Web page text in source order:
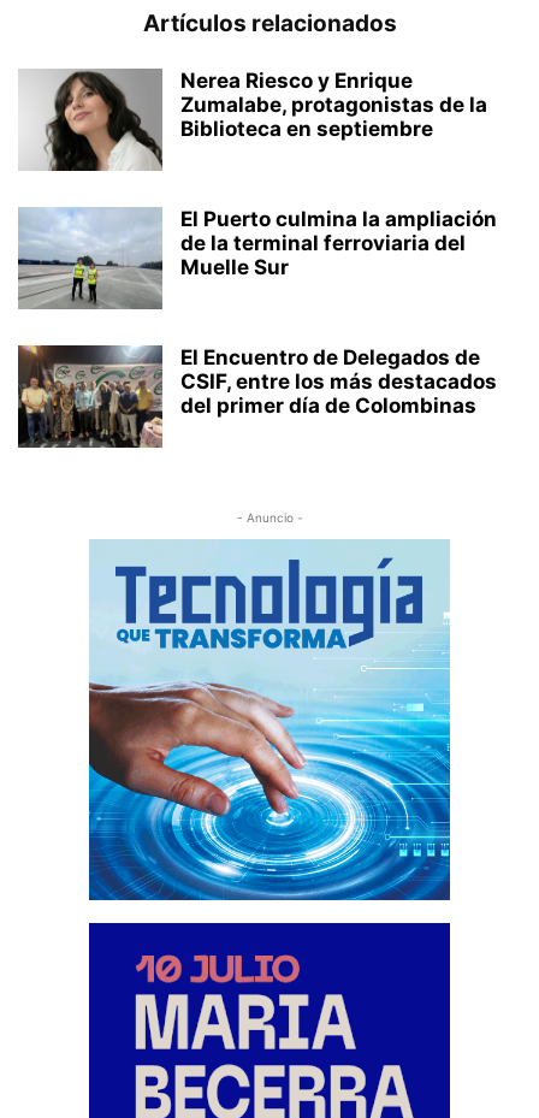
Artículos relacionados
Nerea Riesco y Enrique
Zumalabe, protagonistas de la
Biblioteca en septiembre
El Puerto culmina la ampliación
de la terminal ferroviaria del
Muelle Sur
El Encuentro de Delegados de
CSIF, entre los más destacados
del primer día de Colombinas
- Anuncio -